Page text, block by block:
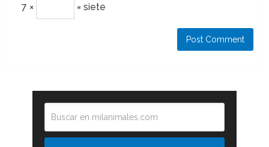
7 × = siete